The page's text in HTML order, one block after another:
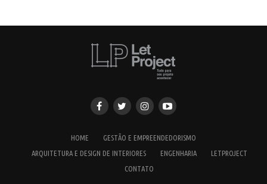
HOME
GESTÃO E EMPREENDEDORISMO
ARQUITETURA E DESIGN DE INTERIORES
ENGENHARIA
LETPROJECT
CONTATO